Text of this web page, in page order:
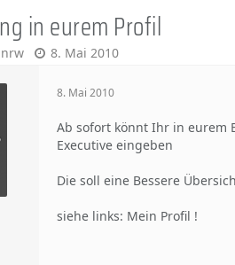
in eurem Profil
8. Mai 2010
8. Mai 2010
Ab sofort könnt Ihr in eurem
Executive eingeben
Die soll eine Bessere
siehe links: Mein Profil !